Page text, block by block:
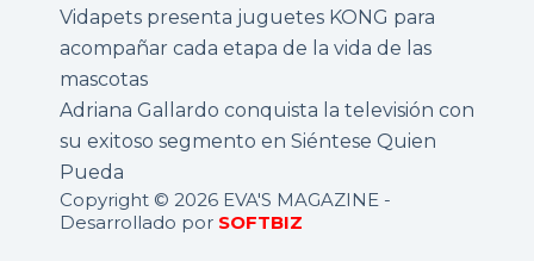
Vidapets presenta juguetes KONG para
acompañar cada etapa de la vida de las
mascotas
Adriana Gallardo conquista la televisión con
su exitoso segmento en Siéntese Quien
Pueda
Copyright © 2026 EVA'S MAGAZINE -
Desarrollado por SOFTBIZ